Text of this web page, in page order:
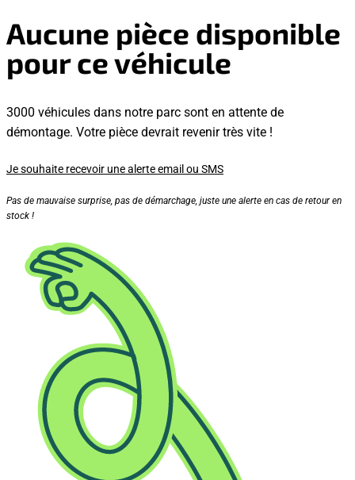
Aucune pièce disponible
pour ce véhicule
3000 véhicules dans notre parc sont en attente de
démontage. Votre pièce devrait revenir très vite !
Je souhaite recevoir une alerte email ou SMS
Pas de mauvaise surprise, pas de démarchage, juste une alerte en cas de retour en
stock !